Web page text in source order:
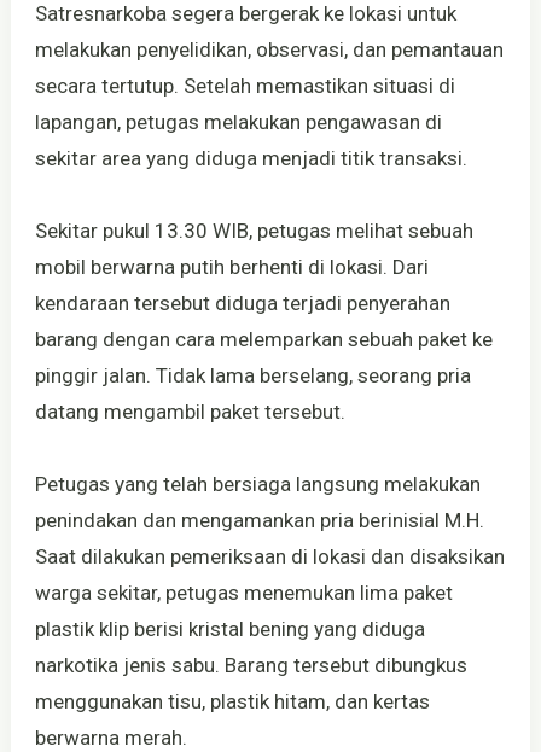
Satresnarkoba segera bergerak ke lokasi untuk
melakukan penyelidikan, observasi, dan pemantauan
secara tertutup. Setelah memastikan situasi di
lapangan, petugas melakukan pengawasan di
sekitar area yang diduga menjadi titik transaksi.
Sekitar pukul 13.30 WIB, petugas melihat sebuah
mobil berwarna putih berhenti di lokasi. Dari
kendaraan tersebut diduga terjadi penyerahan
barang dengan cara melemparkan sebuah paket ke
pinggir jalan. Tidak lama berselang, seorang pria
datang mengambil paket tersebut.
Petugas yang telah bersiaga langsung melakukan
penindakan dan mengamankan pria berinisial M.H.
Saat dilakukan pemeriksaan di lokasi dan disaksikan
warga sekitar, petugas menemukan lima paket
plastik klip berisi kristal bening yang diduga
narkotika jenis sabu. Barang tersebut dibungkus
menggunakan tisu, plastik hitam, dan kertas
berwarna merah.